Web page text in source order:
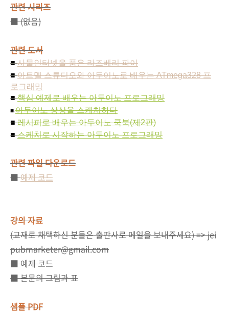
관련 시리즈
■ (없음)
관련 도서
■ 사물인터넷을 품은 라즈베리 파이
■ 아트멜 스튜디오와 아두이노로 배우는 ATmega328 프
로그래밍
■ 핵심 예제로 배우는 아두이노 프로그래밍
■ 아두이노 상상을 스케치하다
■ 레시피로 배우는 아두이노 쿡북(제2판)
■ 스케치로 시작하는 아두이노 프로그래밍
관련 파일 다운로드
■예제 코드
강의 자료
(교재로 채택하신 분들은 출판사로 메일을 보내주세요) => jei
pubmarketer@gmail.com
■ 예제 코드
■ 본문의 그림과 표
샘플 PDF